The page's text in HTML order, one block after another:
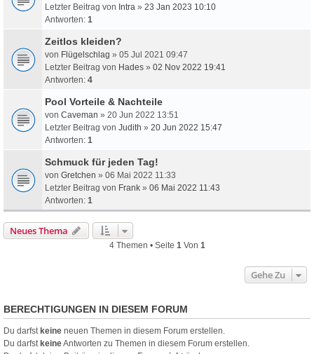
Letzter Beitrag von Intra » 23 Jan 2023 10:10
Antworten: 1
Zeitlos kleiden?
von Flügelschlag » 05 Jul 2021 09:47
Letzter Beitrag von Hades » 02 Nov 2022 19:41
Antworten: 4
Pool Vorteile & Nachteile
von Caveman » 20 Jun 2022 13:51
Letzter Beitrag von Judith » 20 Jun 2022 15:47
Antworten: 1
Schmuck für jeden Tag!
von Gretchen » 06 Mai 2022 11:33
Letzter Beitrag von Frank » 06 Mai 2022 11:43
Antworten: 1
Neues Thema
4 Themen • Seite 1Von 1
Gehe Zu
BERECHTIGUNGEN IN DIESEM FORUM
Du darfstkeine neuen Themen in diesem Forum erstellen.
Du darfstkeineAntworten zu Themen in diesem Forum erstellen.